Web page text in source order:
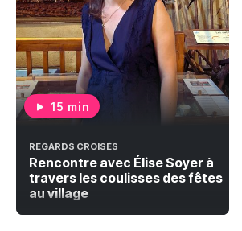
15 min
REGARDS CROISÉS
Rencontre avec Élise Soyer à
travers les coulisses des fêtes
au village